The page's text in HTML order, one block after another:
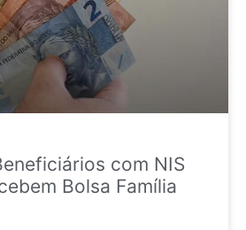
com NIS
Bolsa Família